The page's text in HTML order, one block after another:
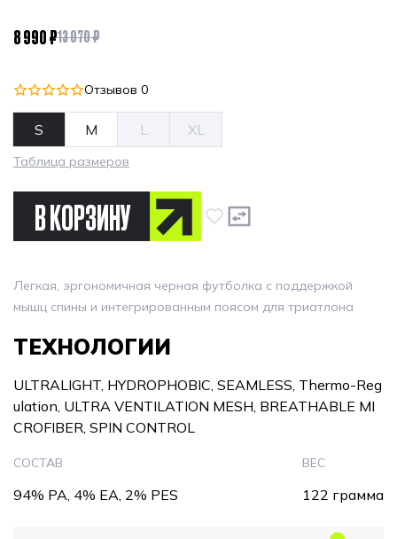
Отзывов 0
8 990 ₽13 070 ₽
Таблица размеров
В КОРЗИНУ
S M L XL
Легкая, эргономичная черная футболка с поддержкой
мышц спины и интегрированным поясом для триатлона
ТЕХНОЛОГИИ
ULTRALIGHT, HYDROPHOBIC, SEAMLESS, Thermo-Reg
ulation, ULTRA VENTILATION MESH, BREATHABLE MI
CROFIBER, SPIN CONTROL
СОСТАВ
94% PA, 4% EA, 2% PES
ВЕС
122 грамма